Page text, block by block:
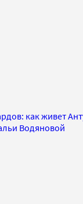
как живет
Водяновой